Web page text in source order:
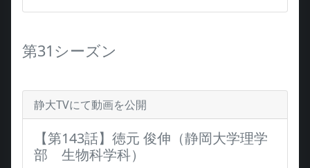
第31シーズン
静大TVにて動画を公開
【第143話】徳元 俊伸（静岡大学理学
部 生物科学科）